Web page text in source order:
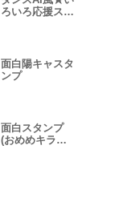
ろいろ応援スタ
面白陽キャスタ
ンプ
面白スタンプ
(おめめキラキ